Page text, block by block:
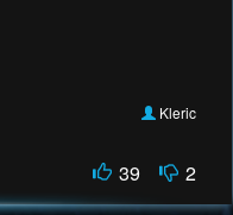
Kleric
39 2